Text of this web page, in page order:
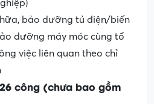
bảo dưỡng tủ điện/biến
dưỡng máy móc cùng tổ
việc liên quan theo chỉ
công (chưa bao gồm